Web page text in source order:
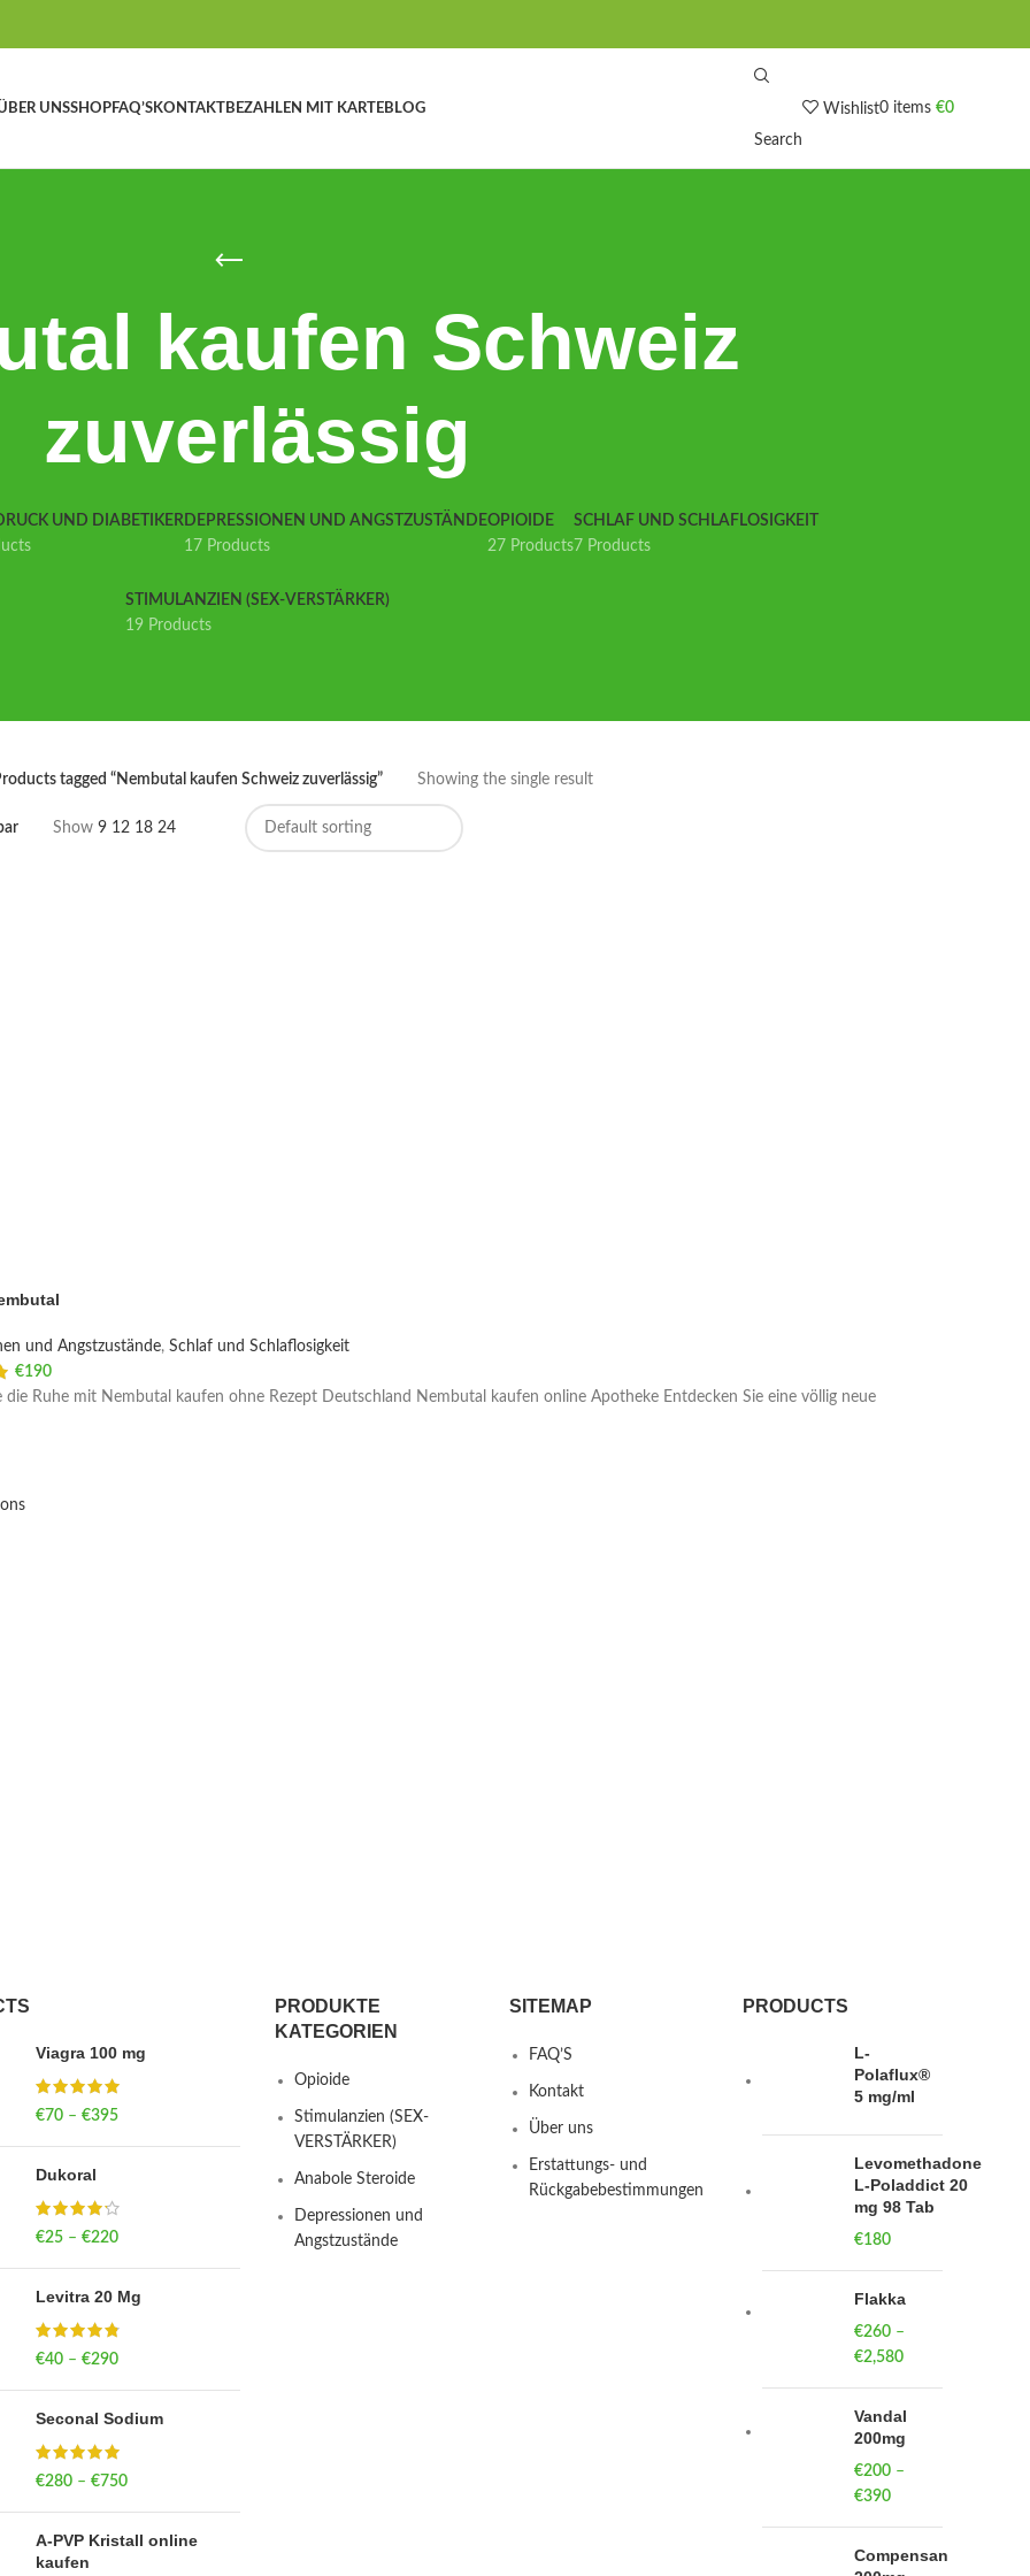
UNSSHOPFAQ’SKONTAKTBEZAHLEN MIT KARTEBLOG
Search
Wishlist0 items €0
kaufen Schweiz
zuverlässig
UND DIABETIKER DEPRESSIONEN UND ANGSTZUSTÄNDE
17 Products
OPIOIDE
27 Products
SCHLAF UND SCHLAFLOSIGKEIT
7 Products
STIMULANZIEN (SEX-VERSTÄRKER)
19 Products
tagged “Nembutal kaufen Schweiz zuverlässig” Showing the single result
Show 9 12 18 24
und Angstzustände, Schlaf und Schlaflosigkeit
€190
die Ruhe mit Nembutal kaufen ohne Rezept Deutschland Nembutal kaufen online Apotheke Entdecken Sie eine völlig neue
Viagra 100 mg
€70 – €395Price range: €70
Dukoral
€25 – €220Price range: €25
Levitra 20 Mg
€40 – €290Price range: €40
Seconal Sodium
€280 – €750Price range: €280
A-PVP Kristall online
kaufen
PRODUKTE
KATEGORIEN
Opioide
Stimulanzien (SEX-
VERSTÄRKER)
Anabole Steroide
Depressionen und
Angstzustände
SITEMAP
FAQ’S
Kontakt
Über uns
Erstattungs- und
Rückgabebestimmungen
PRODUCTS
L-
Polaflux®
5 mg/ml
Levomethadone
L-Poladdict 20
mg 98 Tab
€180
Flakka
€260 –
€2,580
€260
through
Vandal
200mg
€200 –
€390
Compensan